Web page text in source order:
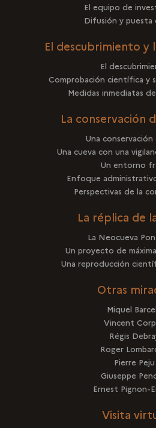
El equipo de
Difusión y puesta
El descubrimiento y
El
Comprobación científica y
Medidas inmediatas
La conservación
Una conservación
Una cueva con una
Un entorno
Enfoque
Perspectivas de la
La réplica de
La Neocueva
Un proyecto de
Una reproducción
Otras
Miquel
Vincent
Régis
Roger
Pierre Peju
Giuseppe
Ernest Pignon-
Visita